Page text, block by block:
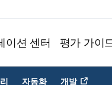
이션 센터 평가 가이
자동화 개발